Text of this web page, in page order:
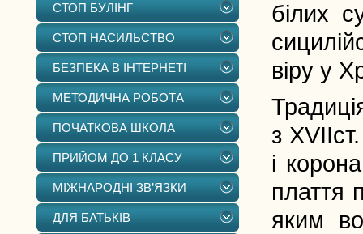
СТОП БУЛІНГ
СТОП НАСИЛЬСТВО
БЕЗПЕКА В ІНТЕРНЕТІ
МЕТОДИЧНА РОБОТА
ПОЧАТКОВА ШКОЛА
ПРИЙОМ ДО 1 КЛАСУ
МІЖНАРОДНІ ЗВ’ЯЗКИ
ДЛЯ БАТЬКІВ
білих
віру у
з
і
плаття
яким